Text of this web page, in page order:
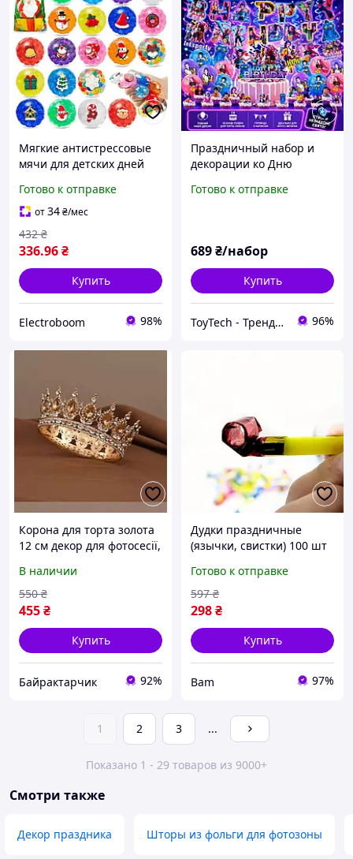
Мягкие антистрессовые
мячи для детских дней
шт
Готово к отправке
от34₴/мес
336.96₴
432 ₴
Купить
Electroboom 98%
Праздничный набор и
декорации ко Дню
на Демонов KPop Demon
Готово к отправке
689₴/набор
Купить
ToyTech - Трендовые Игрушки и Гаджеты 2025 96%
Корона для торта золота
12 см декор для фотосесії,
народження
В наличии
455₴
550 ₴
Купить
Байрактарчик 92%
Дудки праздничные
(язычки, свистки) 100 шт
детского праздника,
вечеринки, яркие
разноцветные
аксессуары
Готово к отправке
298₴
597 ₴
Купить
Bam 97%
1 2 3 ...
Показано 1 - 29 товаров из 9000+
Смотри также
Декор праздника Шторы из фольги для фотозоны